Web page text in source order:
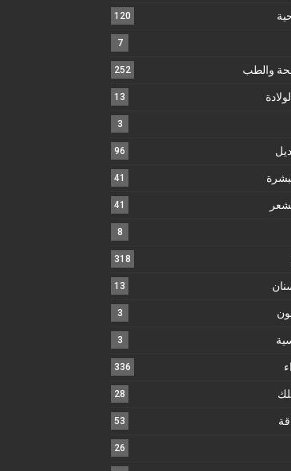
120
7
والطب 252
13
3
96
41
41
8
318
13
3
3
336
28
53
26